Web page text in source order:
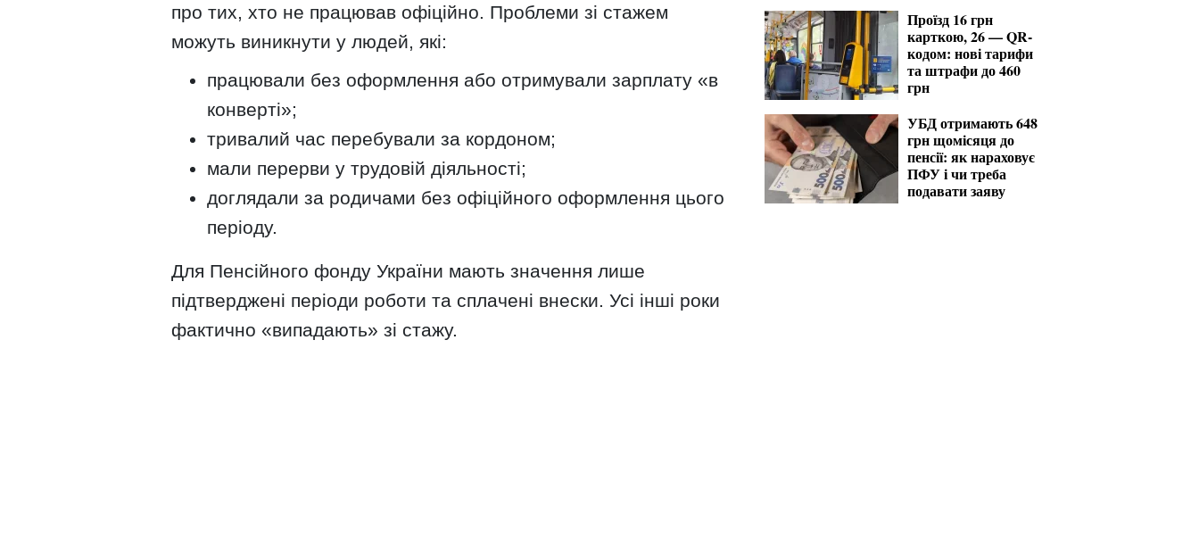
про тих, хто не працював офіційно. Проблеми зі стажем
можуть виникнути у людей, які:
працювали без оформлення або отримували зарплату «в
конверті»;
тривалий час перебували за кордоном;
мали перерви у трудовій діяльності;
доглядали за родичами без офіційного оформлення цього
періоду.
Для Пенсійного фонду України мають значення лише
підтверджені періоди роботи та сплачені внески. Усі інші роки
фактично «випадають» зі стажу.
Проїзд 16 грн
карткою, 26 — QR-
кодом: нові тарифи
та штрафи до 460
грн
УБД отримають 648
грн щомісяця до
пенсії: як нараховує
ПФУ і чи треба
подавати заяву